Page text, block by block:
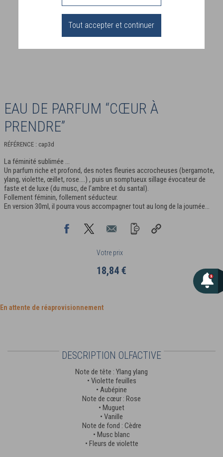
Tout accepter et continuer
EAU DE PARFUM “CŒUR À
PRENDRE”
RÉFÉRENCE : cap3d
La féminité sublimée …
Un parfum riche et profond, des notes fleuries accrocheuses (bergamote,
ylang, violette, œillet, rose….) , puis un somptueux sillage évocateur de
faste et de luxe (du musc, de l’ambre et du santal).
Follement féminin, follement séducteur.
En version 30ml, il pourra vous accompagner tout au long de la journée...
Votre prix
18,84 €
En attente de réaprovisionnement
DESCRIPTION OLFACTIVE
Note de tête : Ylang ylang
• Violette feuilles
• Aubépine
Note de cœur : Rose
• Muguet
• Vanille
Note de fond : Cèdre
• Musc blanc
• Fleurs de violette